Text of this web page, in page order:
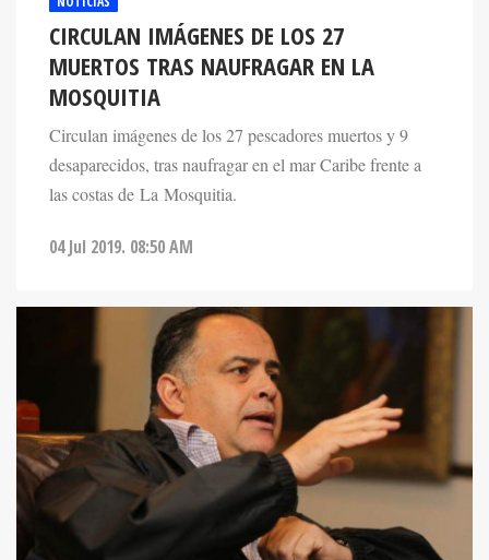
CIRCULAN IMÁGENES DE LOS 27
MUERTOS TRAS NAUFRAGAR EN LA
MOSQUITIA
Circulan imágenes de los 27 pescadores muertos y 9
desaparecidos, tras naufragar en el mar Caribe frente a
las costas de La Mosquitia.
04 Jul 2019. 08:50 AM